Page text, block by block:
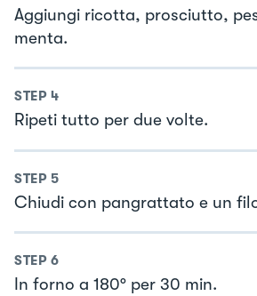
Aggiungi ricotta, prosciutto,
menta.
STEP 4
Ripeti tutto per due volte.
STEP 5
Chiudi con pangrattato e un
STEP 6
In forno a 180° per 30 min.